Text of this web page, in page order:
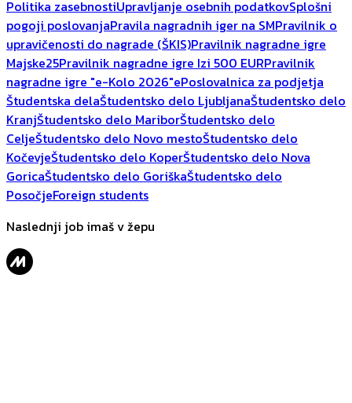
Politika zasebnostiUpravljanje osebnih podatkovSplošni
pogoji poslovanjaPravila nagradnih iger na SMPravilnik o
upravičenosti do nagrade (ŠKIS)Pravilnik nagradne igre
Majske25Pravilnik nagradne igre Izi 500 EURPravilnik
nagradne igre "e-Kolo 2026"ePoslovalnica za podjetja
Študentska delaŠtudentsko delo LjubljanaŠtudentsko delo
KranjŠtudentsko delo MariborŠtudentsko delo
CeljeŠtudentsko delo Novo mestoŠtudentsko delo
KočevjeŠtudentsko delo KoperŠtudentsko delo Nova
GoricaŠtudentsko delo GoriškaŠtudentsko delo
PosočjeForeign students
Naslednji job imaš v žepu